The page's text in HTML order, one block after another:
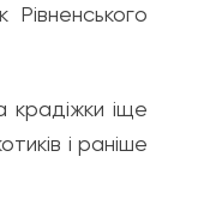
крадіжки іще
і раніше